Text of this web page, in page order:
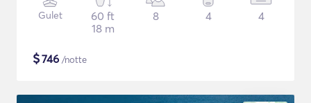
Gulet
60 ft
18 m
8 4 4
$746 /notte